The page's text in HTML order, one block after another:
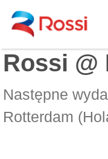
Rossi @
Następne
Rotterdam